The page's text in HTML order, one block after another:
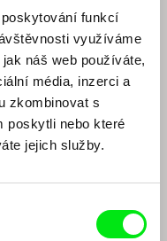
funkcí
využíváme
náš web používáte,
média, inzerci a
zkombinovat s
poskytli nebo které
jejich služby.
Komrzý
k Jednotce
života